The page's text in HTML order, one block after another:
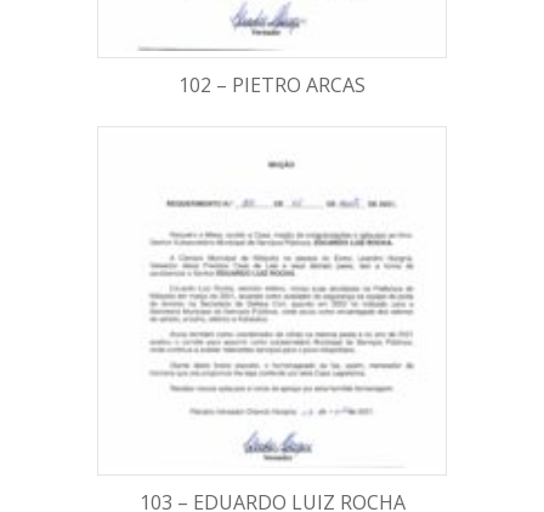
102 – PIETRO ARCAS
103 – EDUARDO LUIZ ROCHA